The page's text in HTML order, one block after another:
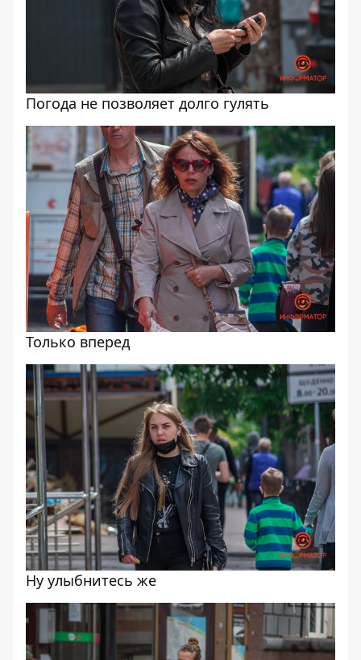
Погода не позволяет долго гулять
Только вперед
Ну улыбнитесь же